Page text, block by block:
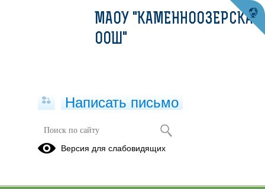
Разговоры о важном
МАОУ "КАМЕННООЗЕРСКАЯ
ООШ"
Написать письмо
Версия для слабовидящих